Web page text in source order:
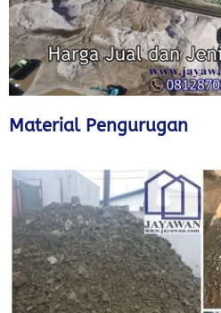
Material Pengurugan